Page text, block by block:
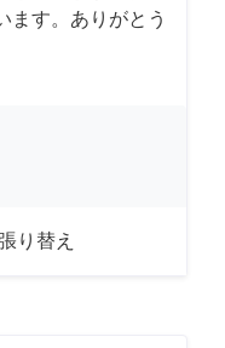
ます。ありがとう
り替え